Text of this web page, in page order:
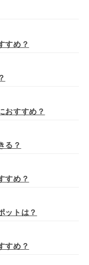
すめ？
おすすめ？
る？
すめ？
ットは？
すめ？